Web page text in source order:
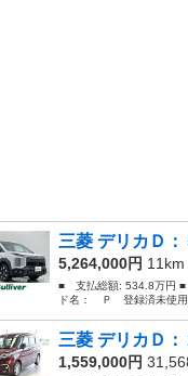
三菱 デリカＤ
5,264,000円
■ 支払総額: 534.8万円
ド名： Ｐ 登録済未使
三菱 デリカＤ
1,559,000円